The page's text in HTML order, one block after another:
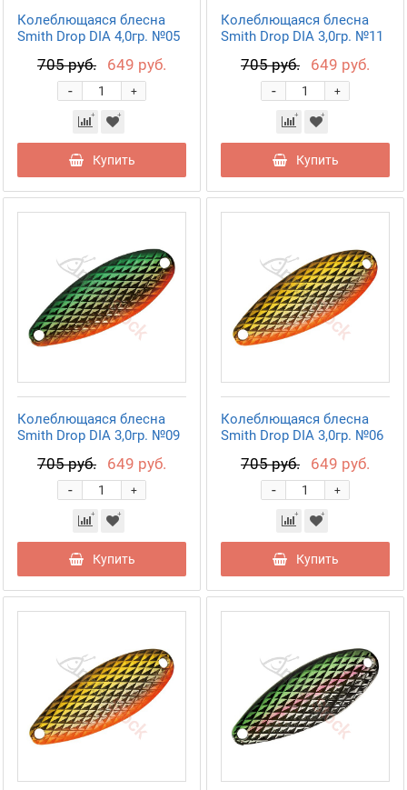
Колеблющаяся блесна
Smith Drop DIA 4,0гр. №05
705 руб. 649 руб.
+
-
Купить
Колеблющаяся блесна
Smith Drop DIA 3,0гр. №11
705 руб. 649 руб.
+
-
Купить
Колеблющаяся блесна
Smith Drop DIA 3,0гр. №09
705 руб. 649 руб.
+
-
Купить
Колеблющаяся блесна
Smith Drop DIA 3,0гр. №06
705 руб. 649 руб.
+
-
Купить